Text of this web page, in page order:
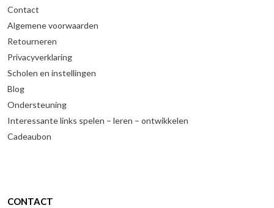
Contact
Algemene voorwaarden
Retourneren
Privacyverklaring
Scholen en instellingen
Blog
Ondersteuning
Interessante links spelen – leren – ontwikkelen
Cadeaubon
CONTACT